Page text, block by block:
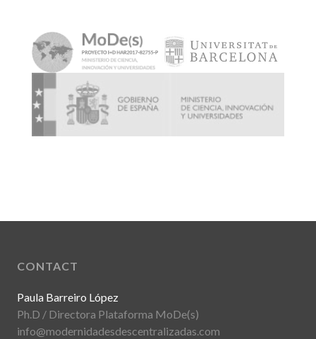
CONTACT
Paula Barreiro López
Ph.D / Directora Plataforma MoDe(s)
info@modernidadesdescentralizadas.com